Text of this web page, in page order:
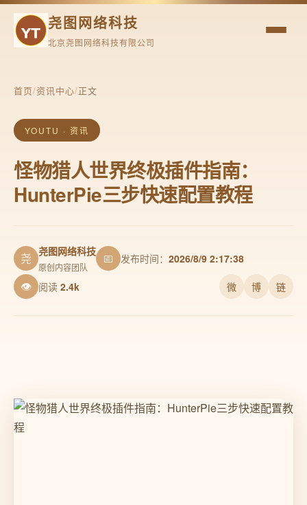
尧图网络科技
北京尧图网络科技有限公司
首页/资讯中心/正文
YOUTU · 资讯
怪物猎人世界终极插件指南：
HunterPie三步快速配置教程
尧 尧图网络科技
原创内容团队
📅 发布时间： 2026/8/9 2:17:38
👁 阅读 2.4k 微 博 链